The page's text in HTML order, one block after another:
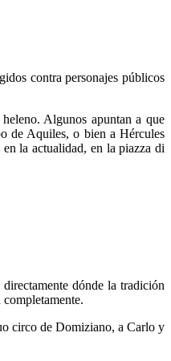
contra personajes públicos
Algunos apuntan a que
de Aquiles, o bien a Hércules
la actualidad, en la piazza di
dónde la tradición
circo de Domiziano, a Carlo y